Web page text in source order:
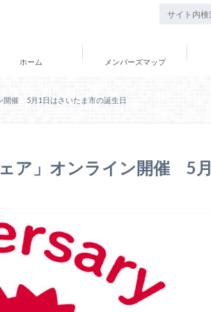
ホーム メンバーズマップ
開催 5月1日はさいたま市の誕生日
ア」オンライン開催 5月